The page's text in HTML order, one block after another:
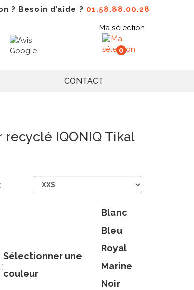
? Besoin d’aide ? 01.58.88.00.28
Ma sélection
0
CONTACT
IQONIQ Tikal
Sélectionner une
couleur
Blanc
Bleu
Royal
Marine
Noir